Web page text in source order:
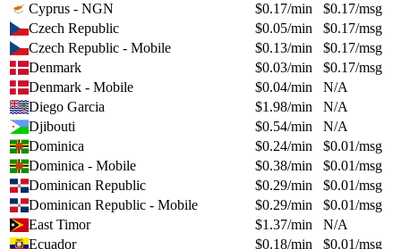
Cyprus - NGN
$0.17/min $0.17/msg
Czech Republic
$0.05/min $0.17/msg
Czech Republic - Mobile
$0.13/min $0.17/msg
Denmark
$0.03/min $0.17/msg
Denmark - Mobile
$0.04/min
N/A
Diego Garcia
$1.98/min
N/A
Djibouti
$0.54/min
N/A
Dominica
$0.24/min $0.01/msg
Dominica - Mobile
$0.38/min $0.01/msg
Dominican Republic
$0.29/min $0.01/msg
Dominican Republic - Mobile
$0.29/min $0.01/msg
East Timor
$1.37/min
N/A
Ecuador
$0.18/min $0.01/msg